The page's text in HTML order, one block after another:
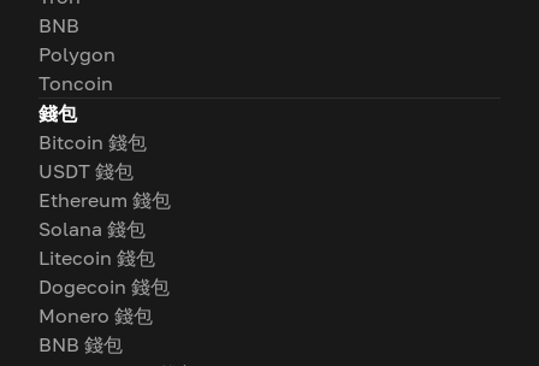
BNB
Polygon
Toncoin
錢包
Bitcoin 錢包
USDT 錢包
Ethereum 錢包
Solana 錢包
Litecoin 錢包
Dogecoin 錢包
Monero 錢包
BNB 錢包